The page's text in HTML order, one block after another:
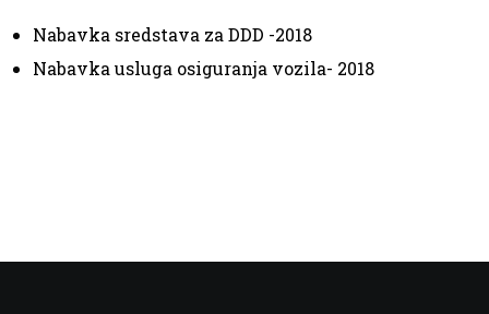
Nabavka sredstava za DDD -2018
Nabavka usluga osiguranja vozila- 2018